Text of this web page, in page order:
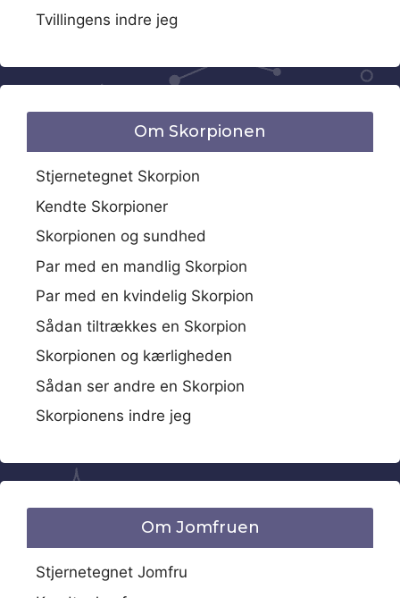
Tvillingens indre jeg
Om Skorpionen
Stjernetegnet Skorpion
Kendte Skorpioner
Skorpionen og sundhed
Par med en mandlig Skorpion
Par med en kvindelig Skorpion
Sådan tiltrækkes en Skorpion
Skorpionen og kærligheden
Sådan ser andre en Skorpion
Skorpionens indre jeg
Om Jomfruen
Stjernetegnet Jomfru